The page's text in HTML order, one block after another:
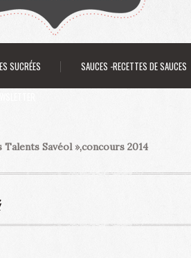
SUCRÉES SAUCES -RECETTES DE SAUCES
Talents Savéol »,concours 2014